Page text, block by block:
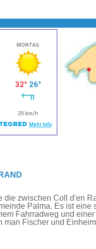
die zwischen Coll d'en
Palma. Es ist eine
Fahrradweg und einer
man Fischer und